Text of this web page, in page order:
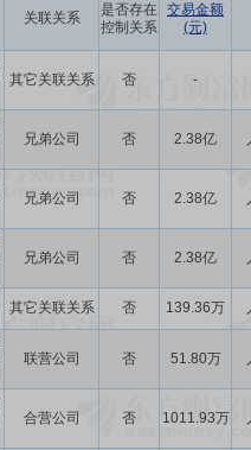
关联关系
是否存在
控制关系
交易金额
(元)
其它关联关系 否 -
兄弟公司 否 2.38亿
兄弟公司 否 2.38亿
兄弟公司 否 2.38亿
其它关联关系 否 139.36万
联营公司 否 51.80万
合营公司 否 1011.93万